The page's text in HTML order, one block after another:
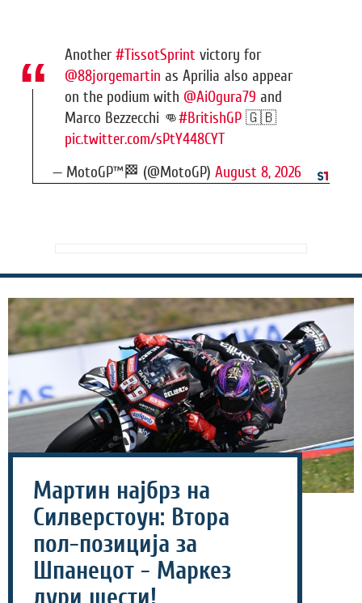
Another#TissotSprint victory for
@88jorgemartin as Aprilia also appear
on the podium with @AiOgura79 and
Marco Bezzecchi 👊#BritishGP 🇬🇧
pic.twitter.com/sPtY448CYT
— MotoGP™🏁 (@MotoGP) August 8, 2026
Мартин најбрз на
Силверстоун: Втора
пол-позиција за
Шпанецот - Маркез